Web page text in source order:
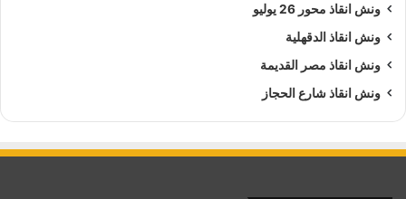
ونش انقاذ محور 26 يوليو
ونش انقاذ الدقهلية
ونش انقاذ مصر القديمة
ونش انقاذ شارع الحجاز